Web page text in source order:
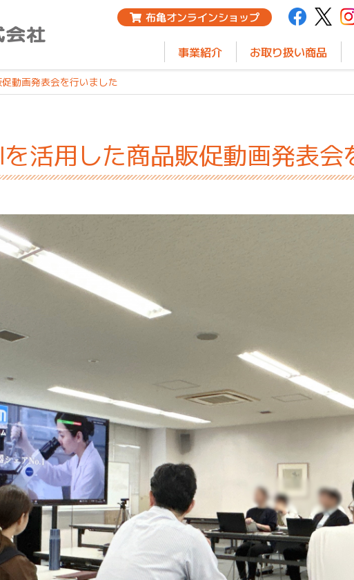
布亀オンラインショップ
事業紹介 お取り扱い商品
動画発表会を行いました
活用した商品販促動画発表会